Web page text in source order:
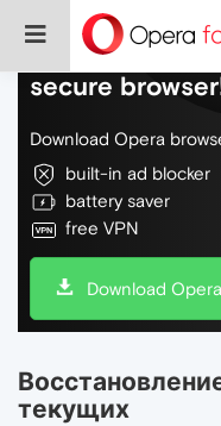
Do more on
secure
Download Opera
built-in ad blocker
battery saver
free VPN
Download Opera
текущих